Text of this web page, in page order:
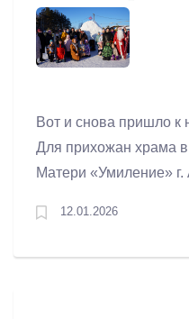
Вот и снова пришло к
Для прихожан храма
Матери «Умиление» г.
десять лет
12.01.2026